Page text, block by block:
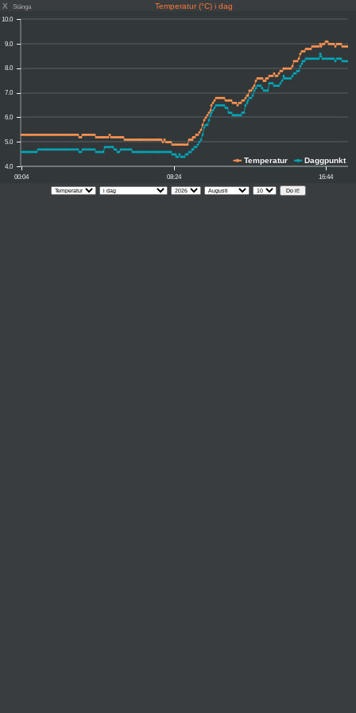
X Stänga Temperatur (°C) i dag